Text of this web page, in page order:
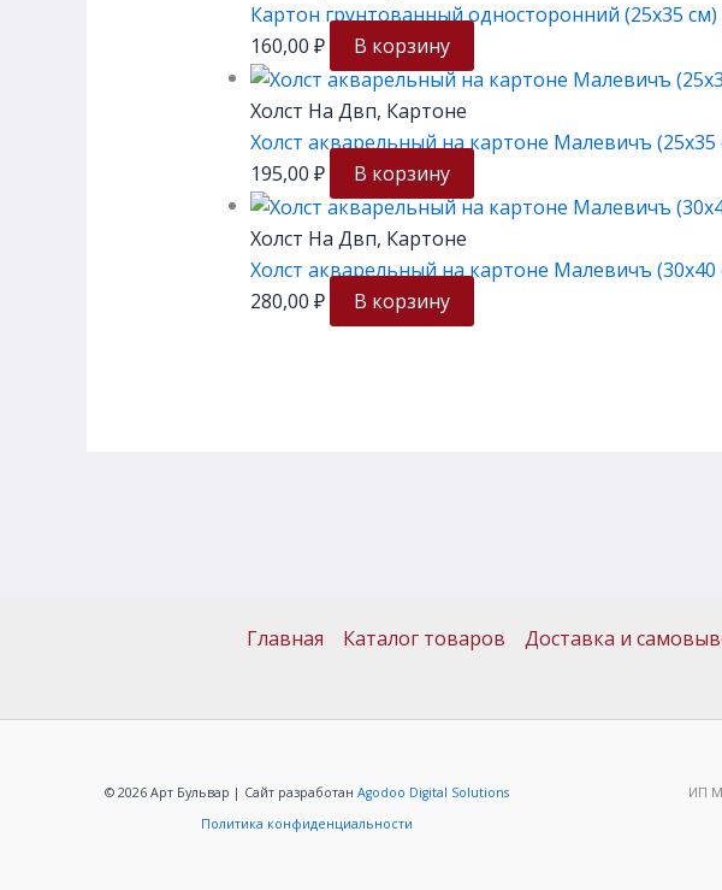
Картон грунтованный односторонний (25х35 см)
160,00 ₽ В корзину
Холст На Двп, Картоне
Холст акварельный на картоне Малевичъ (25х35
195,00 ₽ В корзину
Холст На Двп, Картоне
Холст акварельный на картоне Малевичъ (30х40
280,00 ₽ В корзину
Главная Каталог товаров Доставка и
© 2026 Арт Бульвар | Сайт разработанAgodoo Digital Solutions
Политика конфиденциальности
ИП